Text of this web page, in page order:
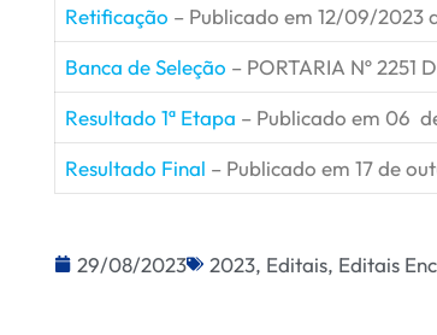
Retificação – Publicado em 12/09/2023
Banca de Seleção – PORTARIA Nº 2251
Resultado 1ª Etapa – Publicado em 06
Resultado Final – Publicado em 17 de
29/08/2023 2023, Editais, Editais